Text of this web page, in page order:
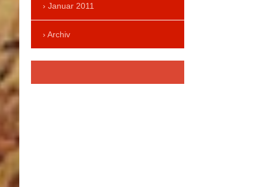
Januar 2011
Archiv